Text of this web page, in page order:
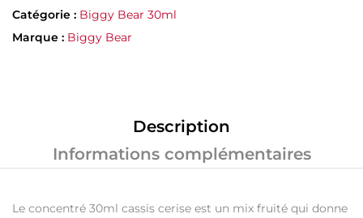
Catégorie : Biggy Bear 30ml
Marque : Biggy Bear
Description
Informations complémentaires
Le concentré 30ml cassis cerise est un mix fruité qui donne